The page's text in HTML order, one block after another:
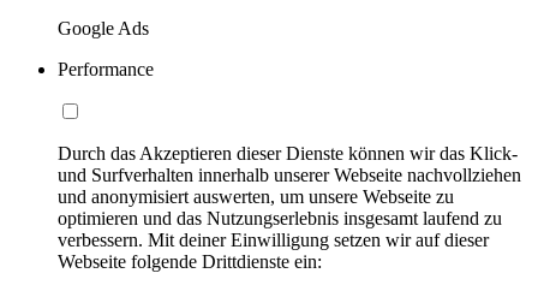
Google Ads
Performance
Durch das Akzeptieren dieser Dienste können wir das Klick-
und Surfverhalten innerhalb unserer Webseite nachvollziehen
und anonymisiert auswerten, um unsere Webseite zu
optimieren und das Nutzungserlebnis insgesamt laufend zu
verbessern. Mit deiner Einwilligung setzen wir auf dieser
Webseite folgende Drittdienste ein: